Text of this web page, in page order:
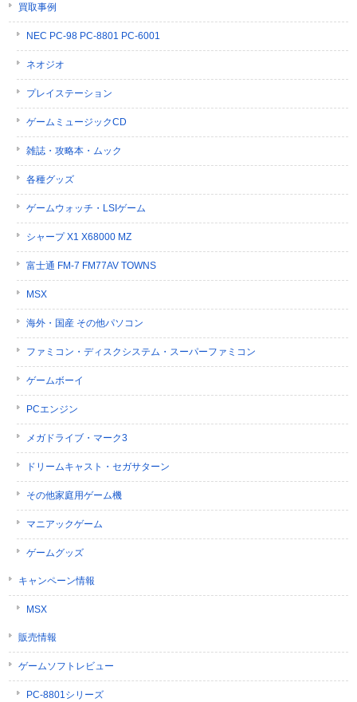
買取事例
NEC PC-98 PC-8801 PC-6001
ネオジオ
プレイステーション
ゲームミュージックCD
雑誌・攻略本・ムック
各種グッズ
ゲームウォッチ・LSIゲーム
シャープ X1 X68000 MZ
富士通 FM-7 FM77AV TOWNS
MSX
海外・国産 その他パソコン
ファミコン・ディスクシステム・スーパーファミコン
ゲームボーイ
PCエンジン
メガドライブ・マーク3
ドリームキャスト・セガサターン
その他家庭用ゲーム機
マニアックゲーム
ゲームグッズ
キャンペーン情報
MSX
販売情報
ゲームソフトレビュー
PC-8801シリーズ